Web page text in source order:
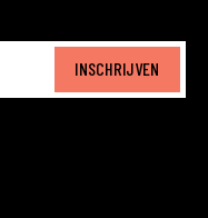
INSCHRIJVEN